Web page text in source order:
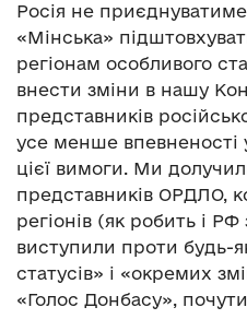
Росія не
«Мінська»
регіонам особливого
внести зміни в нашу
представників
усе менше впевненості
цієї вимоги. Ми
представників ОРДЛО,
регіонів (як робить і РФ
виступили проти будь-
статусів» і «окремих
«Голос Донбасу»,